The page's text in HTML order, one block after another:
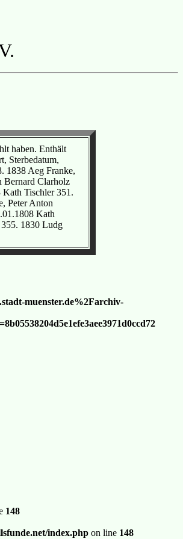
haben. Enthält
Sterbedatum,
1838 Aeg Franke,
Bernard Clarholz
Tischler 351.
Peter Anton
Kath
1830 Ludg
muenster.de%2Farchiv-
148
index.php on line 148